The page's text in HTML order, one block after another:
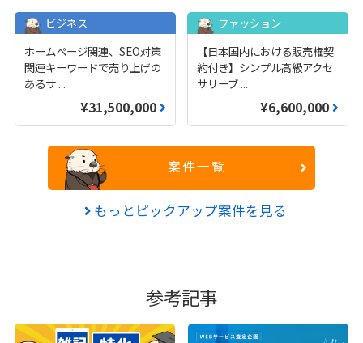
ビジネス
ホームページ関連、SEO対策
関連キーワードで売り上げの
あるサ ...
¥31,500,000
ファッション
【日本国内における販売権契
約付き】シンプル高級アクセ
サリーブ ...
¥6,600,000
案件一覧
もっとピックアップ案件を見る
参考記事